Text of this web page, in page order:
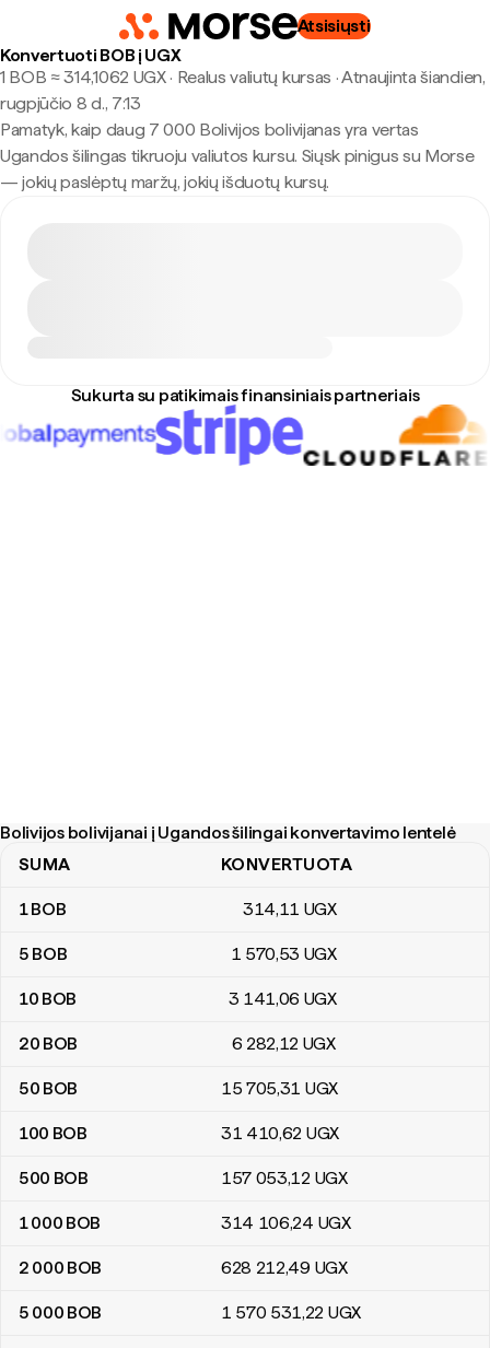
Atsisiųsti
Konvertuoti BOB į UGX
1 BOB ≈ 314,1062 UGX · Realus valiutų kursas ·Atnaujinta šiandien,
rugpjūčio 8 d., 7:13
Pamatyk, kaip daug 7 000 Bolivijos bolivijanas yra vertas
Ugandos šilingas tikruoju valiutos kursu. Siųsk pinigus su Morse
— jokių paslėptų maržų, jokių išduotų kursų.
Sukurta su patikimais finansiniais partneriais
Bolivijos bolivijanai į Ugandos šilingai konvertavimo lentelė
Bolivijos bolivijanai į Ugandos šilingai konvertavimo lentelė
SUMA KONVERTUOTA
1BOB 314,11 UGX
5 BOB 1 570,53 UGX
10 BOB 3 141,06 UGX
20 BOB 6 282,12 UGX
50 BOB 15 705,31 UGX
100 BOB 31 410,62 UGX
500 BOB 157 053,12 UGX
1 000 BOB 314 106,24 UGX
2 000 BOB 628 212,49 UGX
5 000 BOB 1 570 531,22 UGX